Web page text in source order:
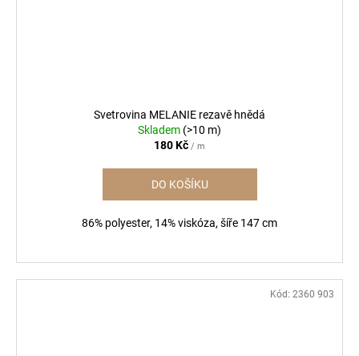
Svetrovina MELANIE rezavě hnědá
Skladem (>10 m)
180 Kč / m
DO KOŠÍKU
86% polyester, 14% viskóza, šíře 147 cm
Kód: 2360 903